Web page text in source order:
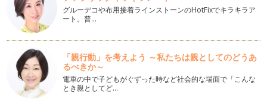
色を食す。赤だけじゃない！いろ・色いっぱいのカラフル・ミ
ニトマト
桜のつぼみも少しずつ大きくなってきて、春の訪れを感じるよ
うになってきました。４月からの新生…
この野菜知ってる？見た目も食感もユニークな、新顔野菜を楽
しもう。
こんにちは。野菜ソムリエの香月りさです。 前回までで1年
間２…
グルーデコや布用接着ラインストーンのHotFixでキラキラア
ート。普…
「親行動」を考えよう ～私たちは親としてのどうあ
るべきか～
電車の中で子どもがぐずった時など社会的な場面で「こんな
とき親としてど…